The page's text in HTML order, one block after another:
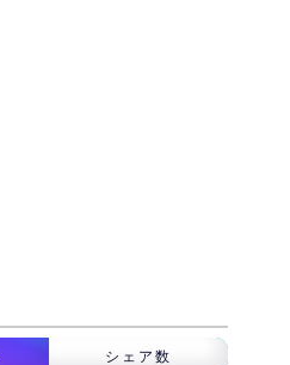
シェア数